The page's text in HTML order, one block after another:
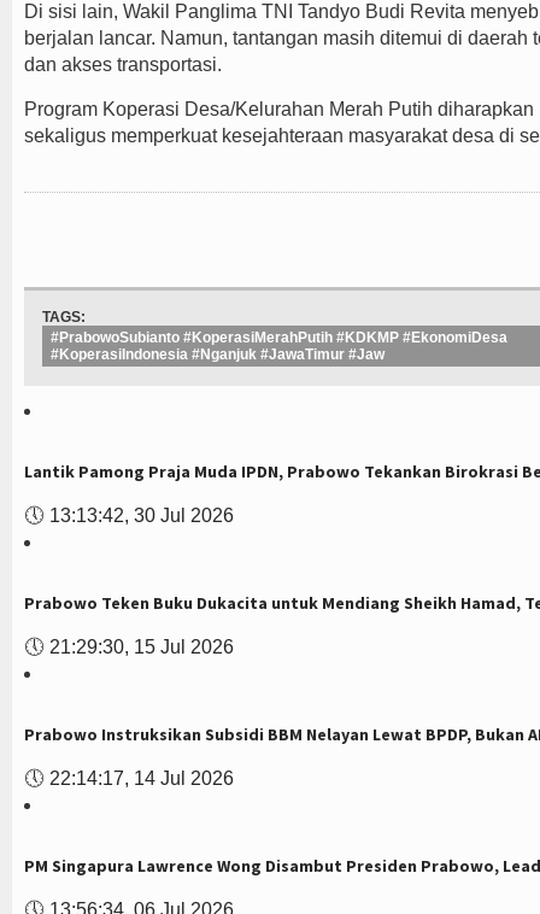
Di sisi lain, Wakil Panglima TNI Tandyo Budi Revita
berjalan lancar. Namun, tantangan masih ditemui di
dan akses transportasi.
Program Koperasi Desa/Kelurahan Merah Putih
sekaligus memperkuat kesejahteraan masyarakat desa di
TAGS:
#PrabowoSubianto #KoperasiMerahPutih #KDKMP #EkonomiDesa
#KoperasiIndonesia #Nganjuk #JawaTimur #Jaw
Lantik Pamong Praja Muda IPDN, Prabowo Tekankan Birokrasi
🕔 13:13:42, 30 Jul 2026
Prabowo Teken Buku Dukacita untuk Mendiang Sheikh Hamad,
🕔 21:29:30, 15 Jul 2026
Prabowo Instruksikan Subsidi BBM Nelayan Lewat BPDP, Bukan
🕔 22:14:17, 14 Jul 2026
PM Singapura Lawrence Wong Disambut Presiden Prabowo,
🕔 13:56:34, 06 Jul 2026